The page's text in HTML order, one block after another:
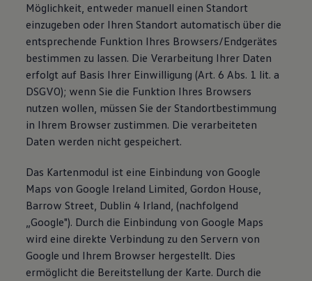
Möglichkeit, entweder manuell einen Standort
einzugeben oder Ihren Standort automatisch über die
entsprechende Funktion Ihres Browsers/Endgerätes
bestimmen zu lassen. Die Verarbeitung Ihrer Daten
erfolgt auf Basis Ihrer Einwilligung (Art. 6 Abs. 1 lit. a
DSGVO); wenn Sie die Funktion Ihres Browsers
nutzen wollen, müssen Sie der Standortbestimmung
in Ihrem Browser zustimmen. Die verarbeiteten
Daten werden nicht gespeichert.
Das Kartenmodul ist eine Einbindung von Google
Maps von Google Ireland Limited, Gordon House,
Barrow Street, Dublin 4 Irland, (nachfolgend
„Google"). Durch die Einbindung von Google Maps
wird eine direkte Verbindung zu den Servern von
Google und Ihrem Browser hergestellt. Dies
ermöglicht die Bereitstellung der Karte. Durch die